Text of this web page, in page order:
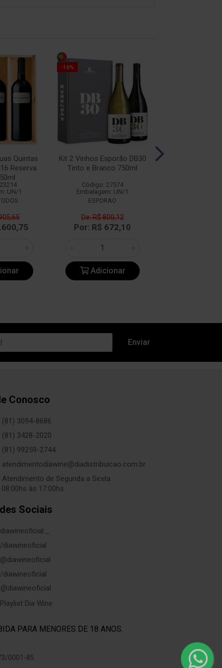
Quintas
Reserva
UN/1
-16%
Kit 2 Vinhos Esporão DB30
Tinto e Branco 750ml
Código: 27574
Embalagem: UN/1
ESPORAO
De: R$ 800,12
Por: R$ 672,10
Adicionar
Conosco
(81) 3094-8686
(81) 3428-2020
(81) 99259-2744
atendimentodiawine@diadistribuicao.com.br
Atendimento de Segunda a Sexta
às 17:00hs
Sociais
diawineoficial._
/diawineoficial
@diawineoficial
/diawineoficial
@diawineoficial
Playlist Dia Wine
PARA MENORES DE 18 ANOS.
0001-85